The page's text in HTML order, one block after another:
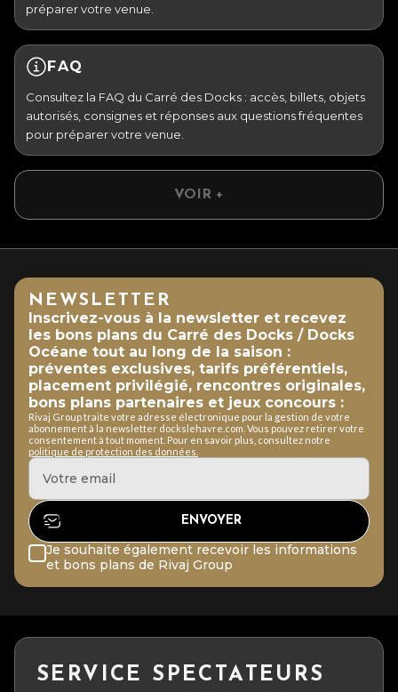
préparer votre venue.
FAQ
Consultez la FAQ du Carré des Docks : accès, billets, objets
autorisés, consignes et réponses aux questions fréquentes
pour préparer votre venue.
VOIR +
NEWSLETTER
Inscrivez-vous à la newsletter et recevez
les bons plans du Carré des Docks / Docks
Océane tout au long de la saison :
préventes exclusives, tarifs préférentiels,
placement privilégié, rencontres originales,
bons plans partenaires et jeux concours :
Rivaj Group traite votre adresse électronique pour la gestion de votre
abonnement à la newsletter dockslehavre.com. Vous pouvez retirer votre
consentement à tout moment. Pour en savoir plus, consultez notre
politique de protection des données.
Je souhaite également recevoir les informations
et bons plans de Rivaj Group
SERVICE SPECTATEURS